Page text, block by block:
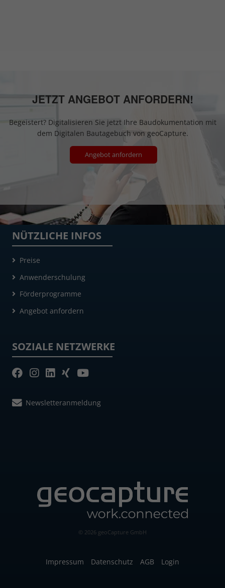
JETZT ANGEBOT ANFORDERN!
Begeistert? Digitalisieren Sie jetzt Ihre Baudokumentation mit
dem Digitalen Bautagebuch von geoCapture.
Angebot anfordern
NÜTZLICHE INFOS
Preise
Anwenderschulung
Förderprogramme
Angebot anfordern
SOZIALE NETZWERKE
Newsletteranmeldung
© 2026 geoCapture GmbH
Impressum Datenschutz AGB Login